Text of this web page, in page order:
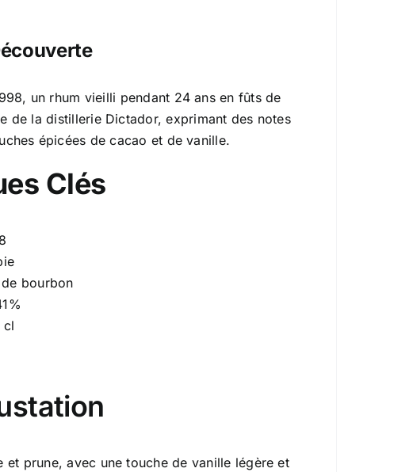
un rhum vieilli pendant 24 ans en fûts de
de la distillerie Dictador, exprimant des notes
épicées de cacao et de vanille.
Clés
bourbon
cl
prune, avec une touche de vanille légère et